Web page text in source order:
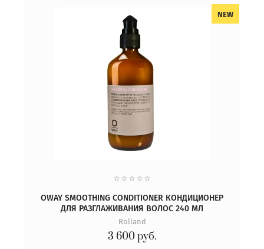
NEW
OWAY SMOOTHING CONDITIONER КОНДИЦИОНЕР
ДЛЯ РАЗГЛАЖИВАНИЯ ВОЛОС 240 МЛ
Rolland
3 600руб.